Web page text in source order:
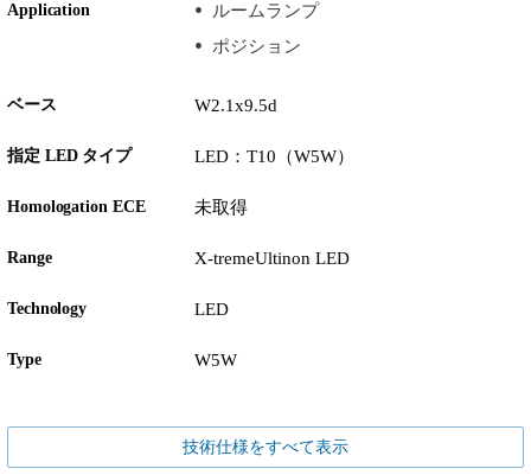
Application
ルームランプ
ポジション
ベース W2.1x9.5d
指定 LED タイプ LED：T10（W5W）
Homologation ECE 未取得
Range X-tremeUltinon LED
Technology LED
Type W5W
技術仕様をすべて表示